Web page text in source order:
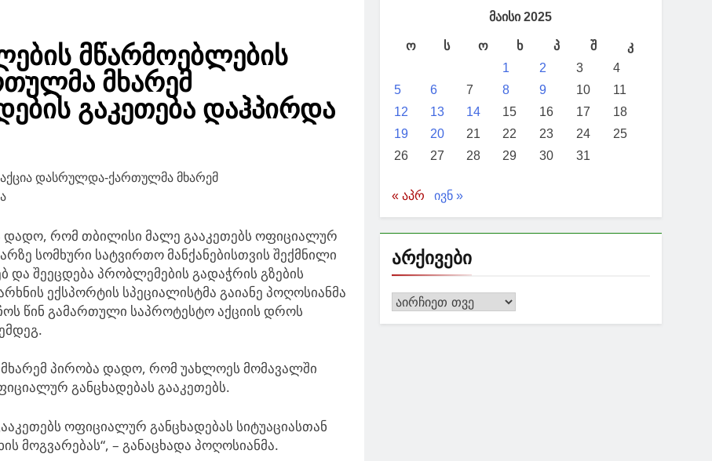
,,ვარდატონის” ღონისძიება თბილისში
და კაია კალასმა სომხეთ-ევროკავშირის პარტნიორობის გაღრმავების ხედვა და
განიხილეს
მწარმოებლების
მხარემ
გაკეთება დაჰპირდა
რომ თბილისი მალე გააკეთებს ოფიციალურ
სომხური სატვირთო მანქანებისთვის შექმნილი
შეეცდება პრობლემების გადაჭრის გზების
ექსპორტის სპეციალისტმა გაიანე პოღოსიანმა
წინ გამართული საპროტესტო აქციის დროს
პირობა დადო, რომ უახლოეს მომავალში
განცხადებას გააკეთებს.
ოფიციალურ განცხადებას სიტუაციასთან
მოგვარებას“, – განაცხადა პოღოსიანმა.
მაისი 2025
ო ს ო ხ პ შ
კ
1
2 3
4
5
6 7 8 9 10
11
12
13 14 15 16 17
18
19
20 21 22 23 24
25
26
27 28 29 30 31
« აპრ ივნ »
არქივები
არქივები